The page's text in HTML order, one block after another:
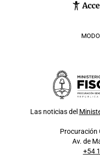
Las noticias del
Procuración
Av. de
+54